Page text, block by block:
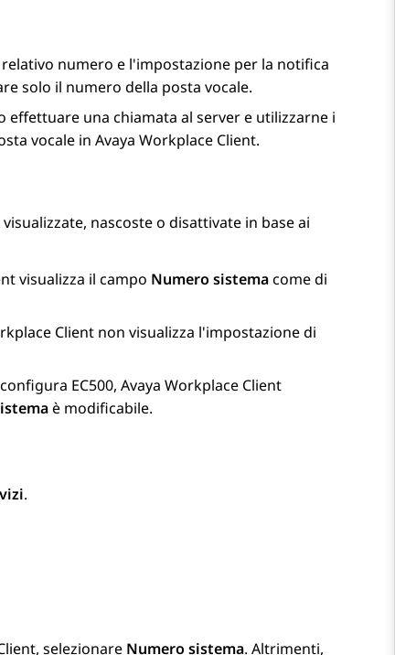
numero e l'impostazione per la notifica
solo il numero della posta vocale.
effettuare una chiamata al server e utilizzarne i
vocale in Avaya Workplace Client.
nascoste o disattivate in base ai
visualizza il campo Numero sistemacome di
Client non visualizza l'impostazione di
EC500, Avaya Workplace Client
è modificabile.
.
, selezionare Numero sistema. Altrimenti,